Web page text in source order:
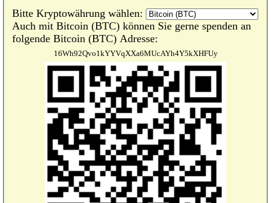
Bitte Kryptowährung wählen:
Auch mit Bitcoin (BTC) können Sie gerne spenden an
folgende Bitcoin (BTC) Adresse:
16Wh92Qvo1kYYVqXXa6MUcAYh4Y5kXHFUy